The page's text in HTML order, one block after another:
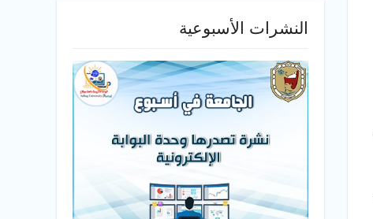
النشرات الأسبوعية